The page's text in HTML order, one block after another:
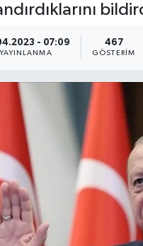
- 07:09
YAYINLANMA
467
GÖSTERIM